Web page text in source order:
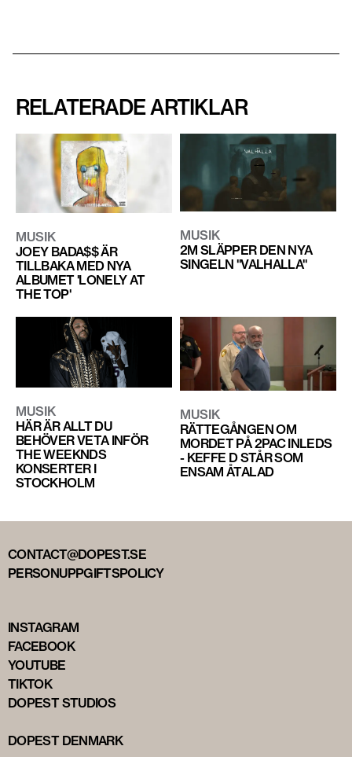
RELATERADE ARTIKLAR
MUSIK
JOEY BADA$$ ÄR
TILLBAKA MED NYA
ALBUMET 'LONELY AT
THE TOP'
MUSIK
2M SLÄPPER DEN NYA
SINGELN "VALHALLA"
MUSIK
HÄR ÄR ALLT DU
BEHÖVER VETA INFÖR
THE WEEKNDS
KONSERTER I
STOCKHOLM
MUSIK
RÄTTEGÅNGEN OM
MORDET PÅ 2PAC INLEDS
- KEFFE D STÅR SOM
ENSAM ÅTALAD
CONTACT@DOPEST.SE
PERSONUPPGIFTSPOLICY
INSTAGRAM
FACEBOOK
YOUTUBE
TIKTOK
DOPEST STUDIOS
DOPEST DENMARK